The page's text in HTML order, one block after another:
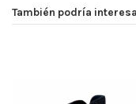
Material
También podría